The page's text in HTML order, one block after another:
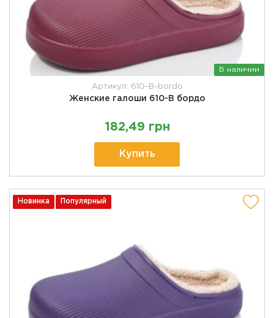
В наличии
Артикул: 610-B-bordo
Женские галоши 610-В бордо
182,49 грн
Купить
Новинка Популярный